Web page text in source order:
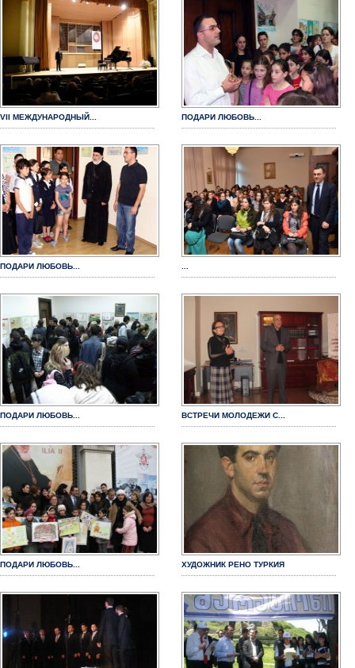
VII МЕЖДУНАРОДНЫЙ... ПОДАРИ ЛЮБОВЬ...
ПОДАРИ ЛЮБОВЬ...
ПОДАРИ ЛЮБОВЬ... ВСТРЕЧИ МОЛОДЕЖИ С...
ПОДАРИ ЛЮБОВЬ... ХУДОЖНИК РЕНО ТУРКИЯ